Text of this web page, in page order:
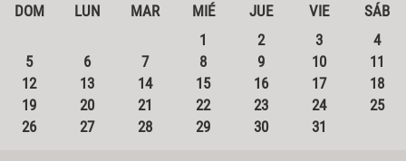
DOM LUN MAR MIÉ JUE VIE
SÁB
1
2 3
4
5
6 7 8 9 10
11
12
13 14 15 16 17
18
19
20 21 22 23 24
25
26
27 28 29 30 31